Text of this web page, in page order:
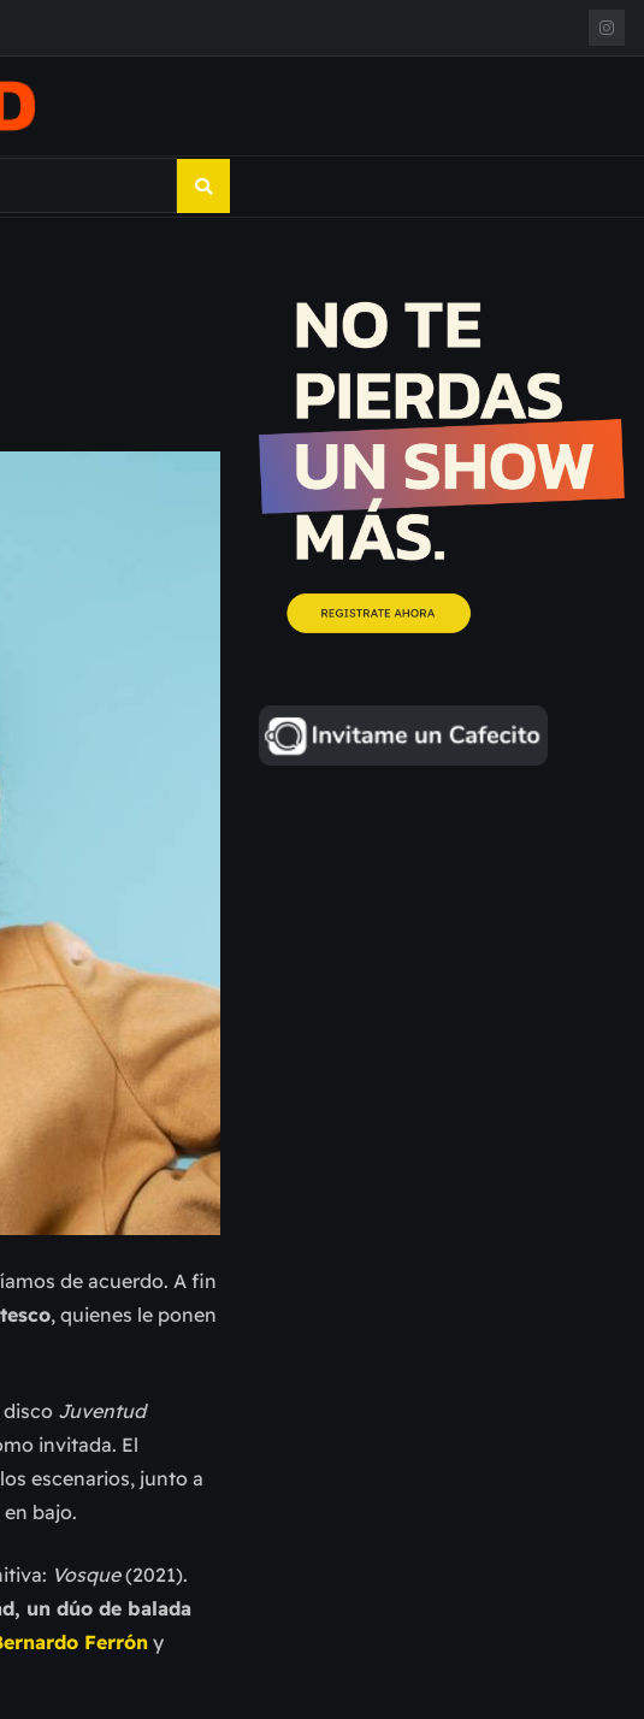
de acuerdo. A fin
, quienes le ponen
Juventud
invitada. El
escenarios, junto a
en bajo.
Vosque(2021).
un dúo de balada
Ferróny